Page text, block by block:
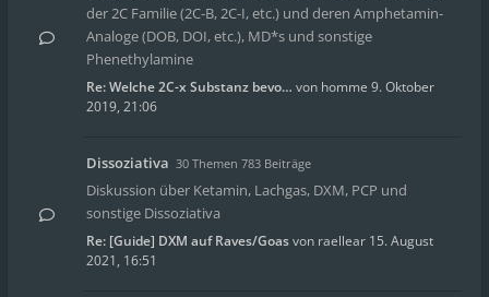
der 2C Familie (2C-B, 2C-I, etc.) und deren Amphetamin-
Analoge (DOB, DOI, etc.), MD*s und sonstige
Phenethylamine
Re: Welche 2C-x Substanz bevo… von homme 9. Oktober
2019, 21:06
Dissoziativa 30 Themen 783 Beiträge
Diskussion über Ketamin, Lachgas, DXM, PCP und
sonstige Dissoziativa
Re: [Guide] DXM auf Raves/Goasvon raellear 15. August
2021, 16:51